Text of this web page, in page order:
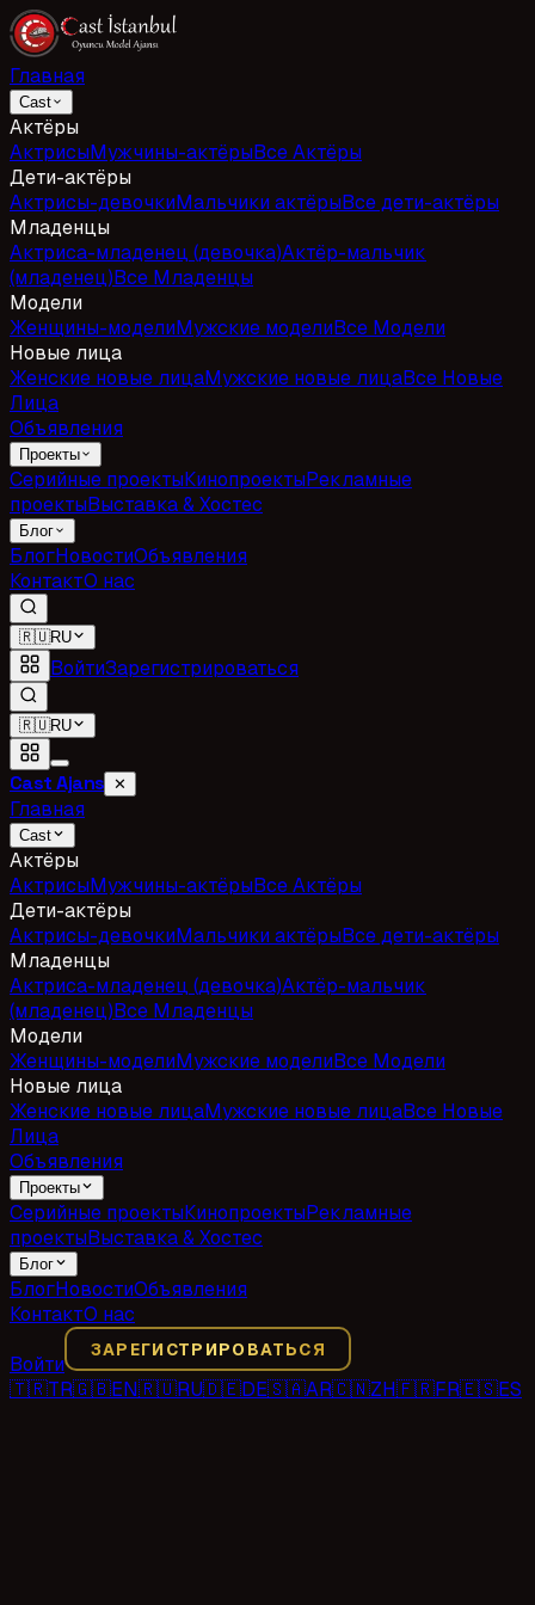
Главная
Cast
Актёры
АктрисыМужчины-актёрыВсе Актёры
Дети-актёры
Актрисы-девочкиМальчики актёрыВсе дети-актёры
Младенцы
Актриса-младенец (девочка)Актёр-мальчик
(младенец)Все Младенцы
Модели
Женщины-моделиМужские моделиВсе Модели
Новые лица
Женские новые лицаМужские новые лицаВсе Новые
Лица
Объявления
Проекты
Серийные проектыКинопроектыРекламные
проектыВыставка & Хостес
Блог
БлогНовостиОбъявления
КонтактО нас
🇷🇺RU
ВойтиЗарегистрироваться
🇷🇺RU
Cast Ajans ✕
Главная
Cast
Актёры
АктрисыМужчины-актёрыВсе Актёры
Дети-актёры
Актрисы-девочкиМальчики актёрыВсе дети-актёры
Младенцы
Актриса-младенец (девочка)Актёр-мальчик
(младенец)Все Младенцы
Модели
Женщины-моделиМужские моделиВсе Модели
Новые лица
Женские новые лицаМужские новые лицаВсе Новые
Лица
Объявления
Проекты
Серийные проектыКинопроектыРекламные
проектыВыставка & Хостес
Блог
БлогНовостиОбъявления
КонтактО нас
Войти
ЗАРЕГИСТРИРОВАТЬСЯ
🇹🇷TR🇬🇧EN🇷🇺RU🇩🇪DE🇸🇦AR🇨🇳ZH🇫🇷FR🇪🇸ES